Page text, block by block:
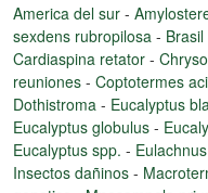
America del sur -
sexdens rubropilosa - Brasil
Cardiaspina retator -
reuniones - Coptotermes
Dothistroma - Eucalyptus
Eucalyptus globulus -
Eucalyptus spp. -
Insectos dañinos -